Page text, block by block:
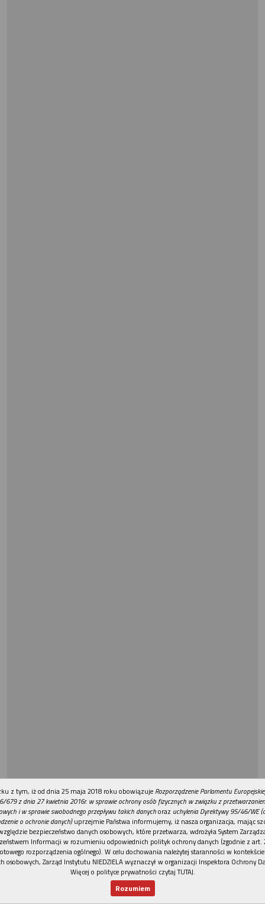
REKLAMA
z tym, iż od dnia 25 maja 2018 roku obowiązuje Rozporządzenie Parlamentu
679 z dnia 27 kwietnia 2016r. w sprawie ochrony osób fizycznych w związku z
i w sprawie swobodnego przepływu takich danychoraz uchylenia Dyrektywy 95/46/WE
o ochronie danych)uprzejmie Państwa informujemy, iż nasza organizacja, mając
bezpieczeństwo danych osobowych, które przetwarza, wdrożyła System
Informacji w rozumieniu odpowiednich polityk ochrony danych (zgodnie z art.
rozporządzenia ogólnego). W celu dochowania należytej staranności w
osobowych, Zarząd Instytutu NIEDZIELA wyznaczył w organizacji Inspektora Ochrony
Więcej o polityce prywatności czytaj TUTAJ.
Rozumiem